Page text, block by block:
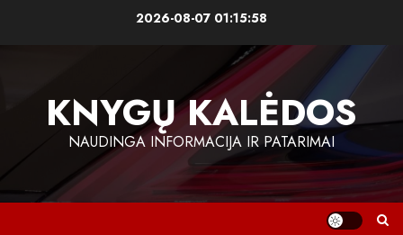
2026-08-07 01:15:59
KNYGŲ KALĖDOS
NAUDINGA INFORMACIJA IR PATARIMAI